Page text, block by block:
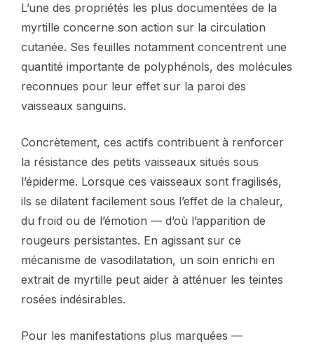
L’une des propriétés les plus documentées de la
myrtille concerne son action sur la circulation
cutanée. Ses feuilles notamment concentrent une
quantité importante de polyphénols, des molécules
reconnues pour leur effet sur la paroi des
vaisseaux sanguins.
Concrètement, ces actifs contribuent à renforcer
la résistance des petits vaisseaux situés sous
l’épiderme. Lorsque ces vaisseaux sont fragilisés,
ils se dilatent facilement sous l’effet de la chaleur,
du froid ou de l’émotion — d’où l’apparition de
rougeurs persistantes. En agissant sur ce
mécanisme de vasodilatation, un soin enrichi en
extrait de myrtille peut aider à atténuer les teintes
rosées indésirables.
Pour les manifestations plus marquées —